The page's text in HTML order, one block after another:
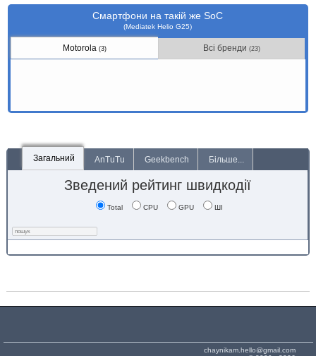
Смартфони на такій же SoC
(Mediatek Helio G25)
Motorola(3) Всі бренди(23)
Загальний AnTuTu Geekbench Більше...
Зведений рейтинг швидкодії
Total CPU GPU ШІ
chaynikam.hello@gmail.com